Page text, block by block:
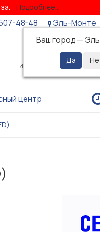
Подробнее...
48-48
Эль-Монте
Ваш город —
Избранное Просмотренные
центр